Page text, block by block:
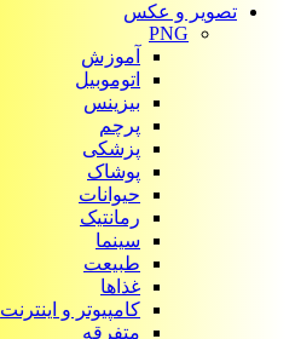
تصویر و عکس
PNG
آموزش
اتوموبیل
بیزینس
پرچم
پزشکی
پوشاک
حیوانات
رمانتیک
سینما
طبیعت
غذاها
کامپیوتر و اینترنت
متفرقه